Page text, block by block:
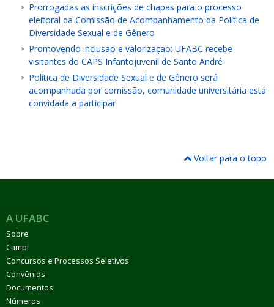
Prorrogadas as inscrições de chapas para o processo
eleitoral da Comissão de Acompanhamento da Política de
Diversidade Sexual e de Gênero
Promovendo inclusão e valorização: UFABC recebe
visitantes do CAPS Infantojuvenil de Santo André
Política de Diversidade Sexual e de Gênero será
acompanhada por comissão, comunidade universitária está
convidada a participar
Voltar para o topo
A UFABC
Sobre
Campi
Concursos e Processos Seletivos
Convênios
Documentos
Números